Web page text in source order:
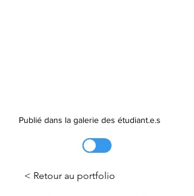
Publié dans la galerie des étudiant.e.s
< Retour au portfolio